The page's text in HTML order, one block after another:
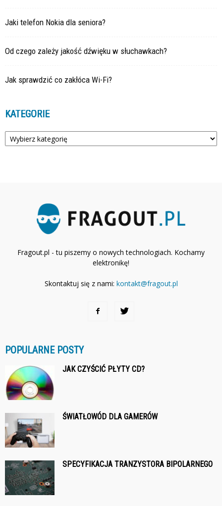
Jaki telefon Nokia dla seniora?
Od czego zależy jakość dźwięku w słuchawkach?
Jak sprawdzić co zakłóca Wi-Fi?
KATEGORIE
Kategorie
Fragout.pl - tu piszemy o nowych technologiach. Kochamy
elektronikę!
Skontaktuj się z nami: kontakt@fragout.pl
POPULARNE POSTY
JAK CZYŚCIĆ PŁYTY CD?
ŚWIATŁOWÓD DLA GAMERÓW
SPECYFIKACJA TRANZYSTORA BIPOLARNEGO